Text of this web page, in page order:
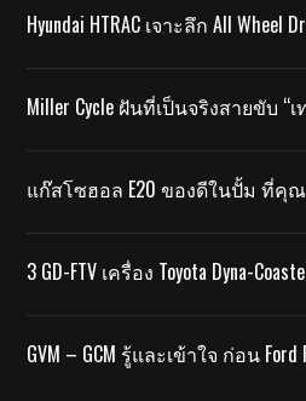
Hyundai HTRAC เจาะลึก All
Miller Cycle ฝันที่เป็นจริงสายขับ “
แก๊สโซฮอล E20 ของดีในปั้ม ที่คุ
3 GD-FTV เครื่อง Toyota Dyna-
GVM – GCM รู้และเข้าใจ ก่อน Ford